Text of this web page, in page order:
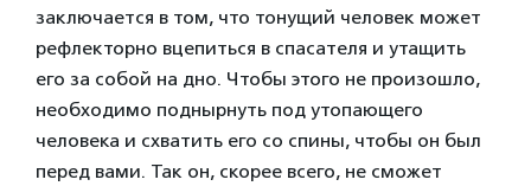
заключается в том, что тонущий человек может
рефлекторно вцепиться в спасателя и утащить
его за собой на дно. Чтобы этого не произошло,
необходимо поднырнуть под утопающего
человека и схватить его со спины, чтобы он был
перед вами. Так он, скорее всего, не сможет